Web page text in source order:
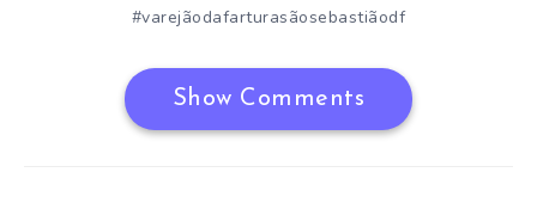
#varejãodafarturasãosebastiãodf
Show Comments